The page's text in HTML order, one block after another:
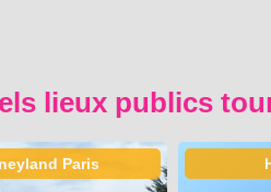
lieux publics
Paris